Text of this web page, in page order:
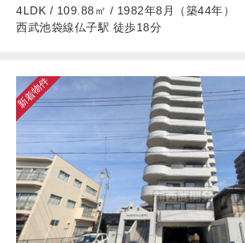
4LDK / 109.88㎡ / 1982年8月（築44年）
西武池袋線仏子駅 徒歩18分
新着物件